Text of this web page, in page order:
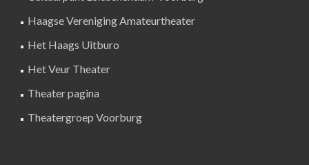
Haagse Vereniging Amateurtheater
Het Haags Uitburo
Het Veur Theater
Theater pagina
Theatergroep Voorburg